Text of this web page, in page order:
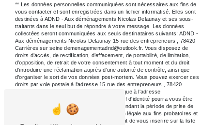
** Les données personnelles communiquées sont nécessaires aux fins de
vous contacter et sont enregistrées dans un fichier informatisé. Elles sont
destinées à ADND - Aux déménagements Nicolas Delaunay et ses sous-
traitants dans le seul but de répondre à votre message. Les données
collectées seront communiquées aux seuls destinataires suivants: ADND -
Aux déménagements Nicolas Delaunay 15 rue des entrepreneurs , 78420
Carrières sur seine demenagementadnd@outlook.fr. Vous disposez de
droits d’accès, de rectification, d’effacement, de portabilité, de limitation,
d’opposition, de retrait de votre consentement à tout moment et du droit
d’introduire une réclamation auprès d’une autorité de contrôle, ainsi que
d’organiser le sort de vos données post-mortem. Vous pouvez exercer ces
droits par voie postale à l'adresse 15 rue des entrepreneurs , 78420
Carrières sur seine ou par courrier électronique à l'adresse
demenagementadnd@outlook.fr. Un justificatif d'identité pourra vous être
demandé. Nous conservons vos données pendant la période de prise de
contact puis pendant la durée de prescription légale aux fins probatoires et
de gestion des contentieux. Vous avez le droit de vous inscrire sur la liste